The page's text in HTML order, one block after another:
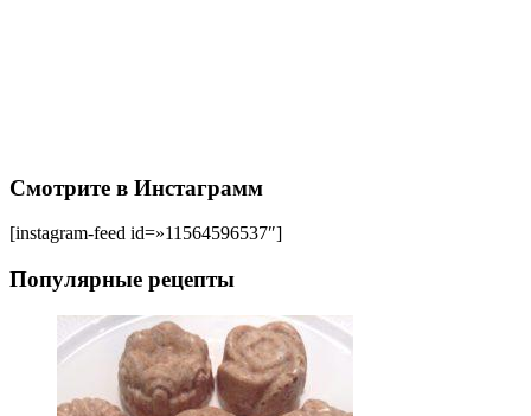
Смотрите в Инстаграмм
[instagram-feed id=»11564596537″]
Популярные рецепты